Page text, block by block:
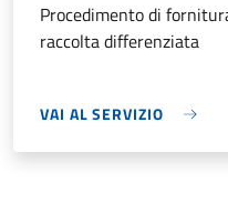
Procedimento di
raccolta differenziata
VAI AL SERVIZIO